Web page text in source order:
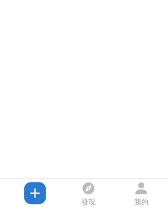
發現 我的